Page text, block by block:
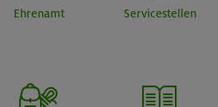
Ehrenamt Servicestellen